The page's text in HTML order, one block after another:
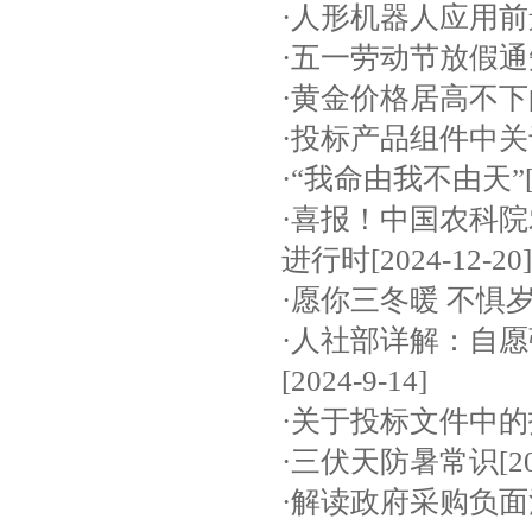
· 人形机器人应用
·五一劳动节放假
·黄金价格居高不
·投标产品组件中
·“我命由我不由天”
·喜报！中国农科
进行时[2024-12-20]
·愿你三冬暖 不惧
· 人社部详解：自
[2024-9-14]
·关于投标文件中
·三伏天防暑常识
·解读政府采购负